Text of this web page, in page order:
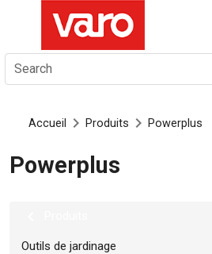
Search
Accueil Produits Powerplus
powerplus
Outils de jardinage